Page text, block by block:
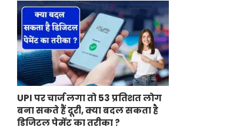
UPI पर चार्ज लगा तो 53 प्रतिशत लोग
बना सकते हैं दूरी, क्या बदल सकता है
डिजिटल पेमेंट का तरीका ?